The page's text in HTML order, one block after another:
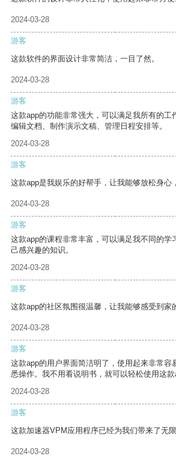
2024-03-28
游客
这款软件的界面设计非常简洁，一目了然。
2024-03-28
游客
这款app的功能非常强大，可以满足我所有的工
编辑文档、制作演示文稿、管理日程安排等。
2024-03-28
游客
这款app是我娱乐的好帮手，让我能够放松身心
2024-03-28
游客
这款app的课程非常丰富，可以满足我不同的学
己感兴趣的知识。
2024-03-28
游客
这款app的社区氛围很温馨，让我能够感受到家
2024-03-28
游客
这款app的用户界面简洁明了，使用起来非常容
悉操作。我不用看说明书，就可以轻松使用这款
2024-03-28
游客
这款加速器VPM应用程序已经为我们带来了无
2024-03-28